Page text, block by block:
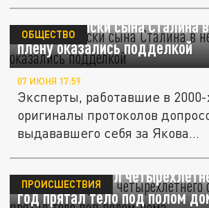
Фото и записки сына Сталина
плену оказались подделкой
ОБЩЕСТВО
07 ИЮНЯ 17:59
Эксперты, работавшие в 2000-
оригиналы протоколов
выдававшего себя за Якова...
В США отец убил
год прятал тело под полом
ПРОИСШЕСТВИЯ